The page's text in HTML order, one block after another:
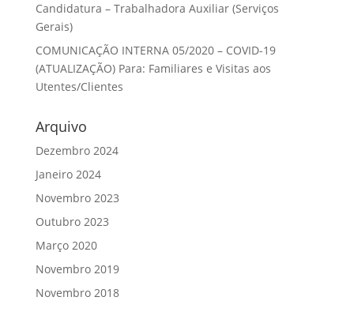
Candidatura – Trabalhadora Auxiliar (Serviços
Gerais)
COMUNICAÇÃO INTERNA 05/2020 – COVID-19
(ATUALIZAÇÃO) Para: Familiares e Visitas aos
Utentes/Clientes
Arquivo
Dezembro 2024
Janeiro 2024
Novembro 2023
Outubro 2023
Março 2020
Novembro 2019
Novembro 2018